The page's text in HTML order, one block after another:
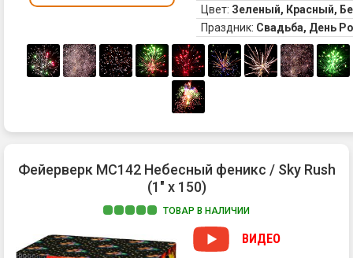
Цвет: Зеленый, Красный,
Праздник: Свадьба, День
Фейерверк MC142 Небесный феникс / Sky Rush
(1" х 150)
ТОВАР В НАЛИЧИИ
ВИДЕО